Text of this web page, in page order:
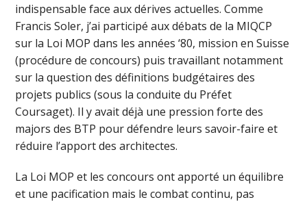
indispensable face aux dérives actuelles. Comme
Francis Soler, j’ai participé aux débats de la MIQCP
sur la Loi MOP dans les années ‘80, mission en Suisse
(procédure de concours) puis travaillant notamment
sur la question des définitions budgétaires des
projets publics (sous la conduite du Préfet
Coursaget). Il y avait déjà une pression forte des
majors des BTP pour défendre leurs savoir-faire et
réduire l’apport des architectes.
La Loi MOP et les concours ont apporté un équilibre
et une pacification mais le combat continu, pas